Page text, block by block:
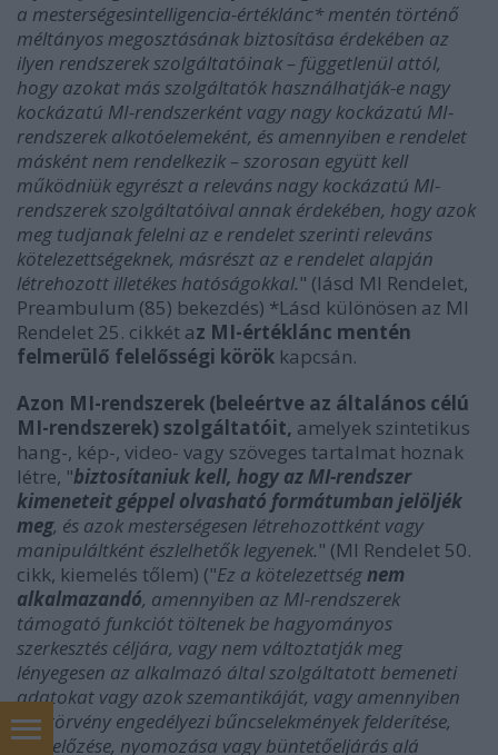
a mesterségesintelligencia-értéklánc* mentén történő
méltányos megosztásának biztosítása érdekében az
ilyen rendszerek szolgáltatóinak – függetlenül attól,
hogy azokat más szolgáltatók használhatják-e nagy
kockázatú MI-rendszerként vagy nagy kockázatú MI-
rendszerek alkotóelemeként, és amennyiben e rendelet
másként nem rendelkezik – szorosan együtt kell
működniük egyrészt a releváns nagy kockázatú MI-
rendszerek szolgáltatóival annak érdekében, hogy azok
meg tudjanak felelni az e rendelet szerinti releváns
kötelezettségeknek, másrészt az e rendelet alapján
létrehozott illetékes hatóságokkal." (lásd MI Rendelet,
Preambulum (85) bekezdés) *Lásd különösen az MI
Rendelet 25. cikkét az MI-értéklánc mentén
felmerülő felelősségi körök kapcsán.
Azon MI-rendszerek (beleértve az általános célú
MI-rendszerek) szolgáltatóit, amelyek szintetikus
hang-, kép-, video- vagy szöveges tartalmat hoznak
létre, "biztosítaniuk kell, hogy az MI-rendszer
kimeneteit géppel olvasható formátumban jelöljék
meg, és azok mesterségesen létrehozottként vagy
manipuláltként észlelhetők legyenek." (MI Rendelet 50.
cikk, kiemelés tőlem) ("Ez a kötelezettségnem
alkalmazandó, amennyiben az MI-rendszerek
támogató funkciót töltenek be hagyományos
szerkesztés céljára, vagy nem változtatják meg
lényegesen az alkalmazó által szolgáltatott bemeneti
adatokat vagy azok szemantikáját, vagy amennyiben
azt törvény engedélyezi bűncselekmények felderítése,
megelőzése, nyomozása vagy büntetőeljárás alá
In English